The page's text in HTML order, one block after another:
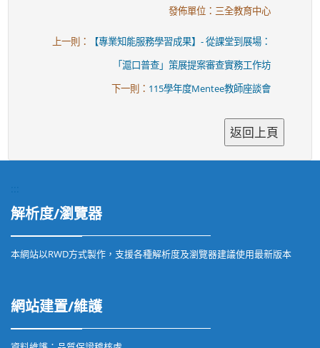
發佈單位：三全教育中心
上一則：
【專業知能服務學習成果】- 從課堂到展場：
「滬口普查」策展提案審查實務工作坊
下一則： 115學年度Mentee教師座談會
解析度/瀏覽器
本網站以RWD方式製作，支援各種解析度及瀏覽器建議使用最新版本
網站建置/維護